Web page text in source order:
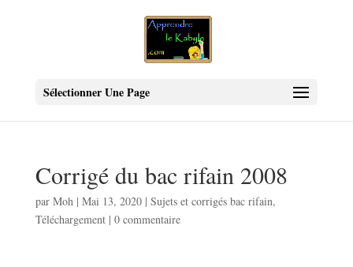
Sélectionner Une Page
Corrigé du bac rifain 2008
par Moh| Mai 13, 2020| Sujets et corrigés bac rifain,
Téléchargement| 0 commentaire